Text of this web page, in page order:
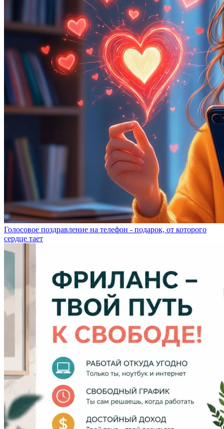
Голосовое поздравление на телефон - подарок, от которого
сердце тает